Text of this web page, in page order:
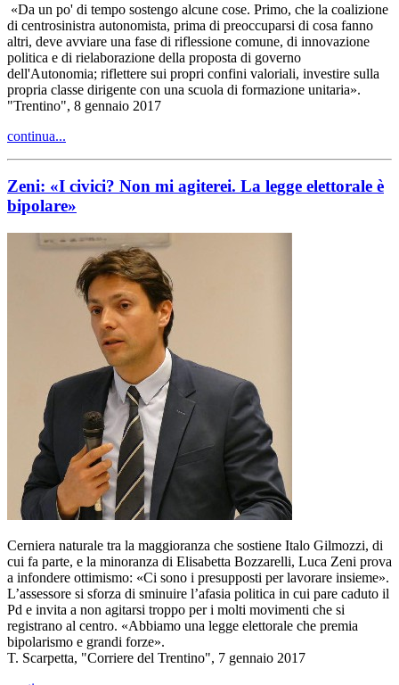
«Da un po' di tempo sostengo alcune cose. Primo, che la coalizione
di centrosinistra autonomista, prima di preoccuparsi di cosa fanno
altri, deve avviare una fase di riflessione comune, di innovazione
politica e di rielaborazione della proposta di governo
dell'Autonomia; riflettere sui propri confini valoriali, investire sulla
propria classe dirigente con una scuola di formazione unitaria».
"Trentino", 8 gennaio 2017
continua...
Zeni: «I civici? Non mi agiterei. La legge elettorale è
bipolare»
Cerniera naturale tra la maggioranza che sostiene Italo Gilmozzi, di
cui fa parte, e la minoranza di Elisabetta Bozzarelli, Luca Zeni prova
a infondere ottimismo: «Ci sono i presupposti per lavorare insieme».
L’assessore si sforza di sminuire l’afasia politica in cui pare caduto il
Pd e invita a non agitarsi troppo per i molti movimenti che si
registrano al centro. «Abbiamo una legge elettorale che premia
bipolarismo e grandi forze».
T. Scarpetta, "Corriere del Trentino", 7 gennaio 2017